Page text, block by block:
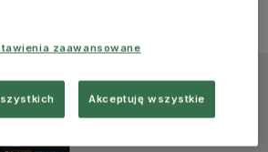
zaawansowane
Akceptuję wszystkie